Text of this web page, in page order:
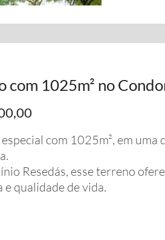
com 1025m² no
com 1025m², em uma
Resedás, esse terreno
qualidade de vida.